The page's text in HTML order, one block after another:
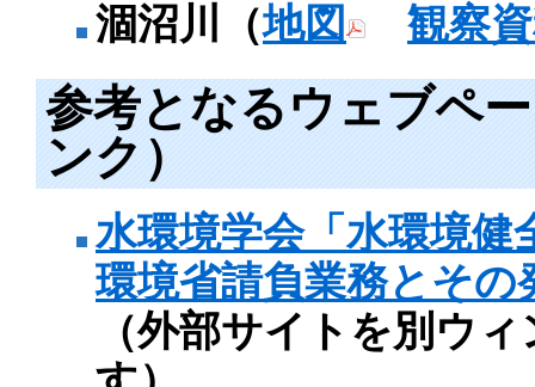
涸沼川（地図 観察
参考となるウェブペ
ンク）
水環境学会「水環境健
環境省請負業務とその
（外部サイトを別ウ